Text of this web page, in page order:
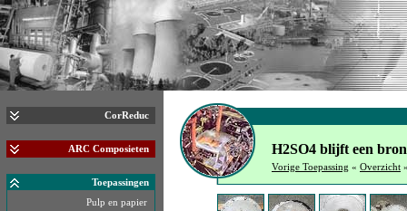
CorReduc
ARC Composieten
Toepassingen
Pulp en papier
H2SO4 blijft een
Vorige Toepassing « Overzicht